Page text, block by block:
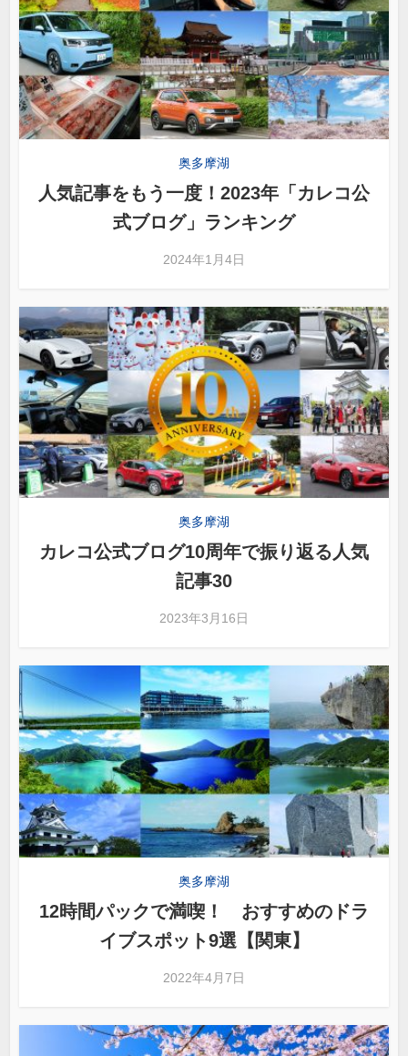
奥多摩湖
人気記事をもう一度！2023年「カレコ公
式ブログ」ランキング
2024年1月4日
奥多摩湖
カレコ公式ブログ10周年で振り返る人気
記事30
2023年3月16日
奥多摩湖
12時間パックで満喫！ おすすめのドラ
イブスポット9選【関東】
2022年4月7日